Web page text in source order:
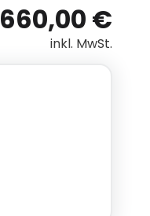
660,00 €
inkl. MwSt.